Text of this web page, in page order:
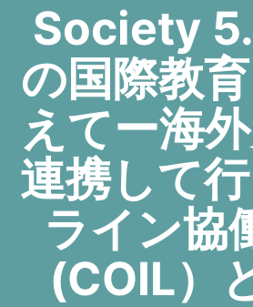
Society
の国際教
えてー海
連携して
ライン協
(COIL）